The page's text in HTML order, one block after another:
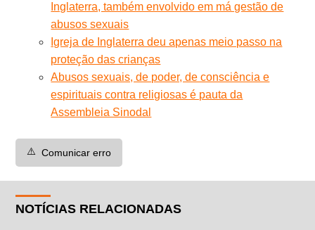
Inglaterra, também envolvido em má gestão de
abusos sexuais
Igreja de Inglaterra deu apenas meio passo na
proteção das crianças
Abusos sexuais, de poder, de consciência e
espirituais contra religiosas é pauta da
Assembleia Sinodal
⚠️ Comunicar erro
NOTÍCIAS RELACIONADAS